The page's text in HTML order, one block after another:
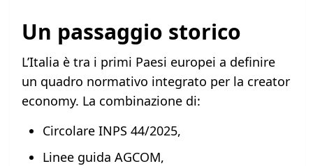
Un passaggio storico
L’Italia è tra i primi Paesi europei a definire
un quadro normativo integrato per la creator
economy. La combinazione di:
Circolare INPS 44/2025,
Linee guida AGCOM,